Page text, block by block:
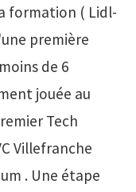
formation ( Lidl-
première
de 6
jouée au
Tech
Villefranche
. Une étape